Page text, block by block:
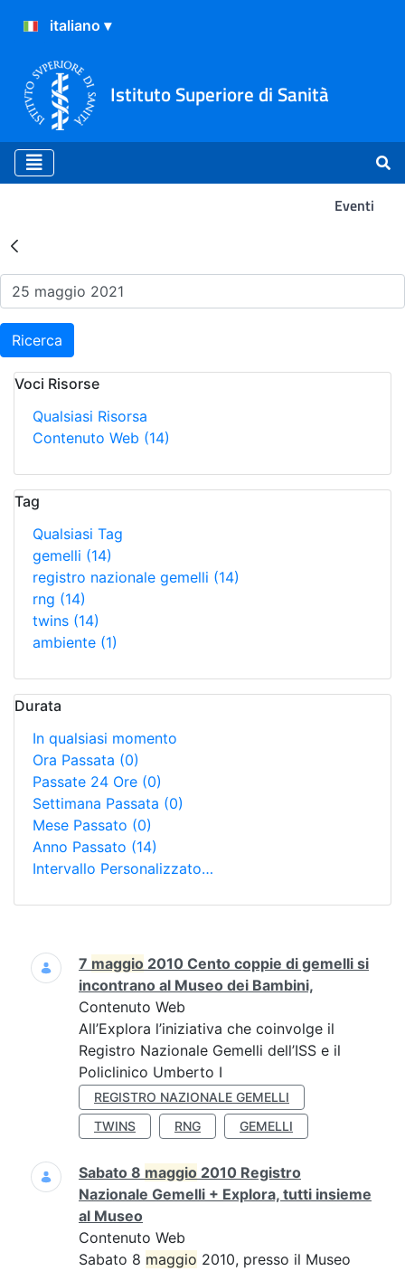
Istituto Superiore di Sanità
Eventi
Risultati della Ricerca -
Ricerca
Voci Risorse
Qualsiasi Risorsa
Contenuto Web (14)
Tag
Qualsiasi Tag
gemelli (14)
registro nazionale gemelli (14)
rng (14)
twins (14)
ambiente (1)
Durata
In qualsiasi momento
Ora Passata (0)
Passate 24 Ore (0)
Settimana Passata (0)
Mese Passato (0)
Anno Passato (14)
Intervallo Personalizzato…
Ricerca
7 maggio 2010 Cento coppie di gemelli si
incontrano al Museo dei Bambini,
Contenuto Web
All’Explora l’iniziativa che coinvolge il
Registro Nazionale Gemelli dell’ISS e il
Policlinico Umberto I
REGISTRO NAZIONALE GEMELLI
TWINS
RNG GEMELLI
Sabato 8 maggio 2010 Registro
Nazionale Gemelli + Explora, tutti insieme
al Museo
Contenuto Web
Sabato 8 maggio 2010, presso il Museo